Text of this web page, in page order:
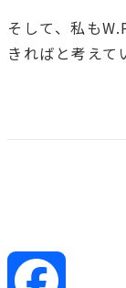
そして、私も
きればと考えて